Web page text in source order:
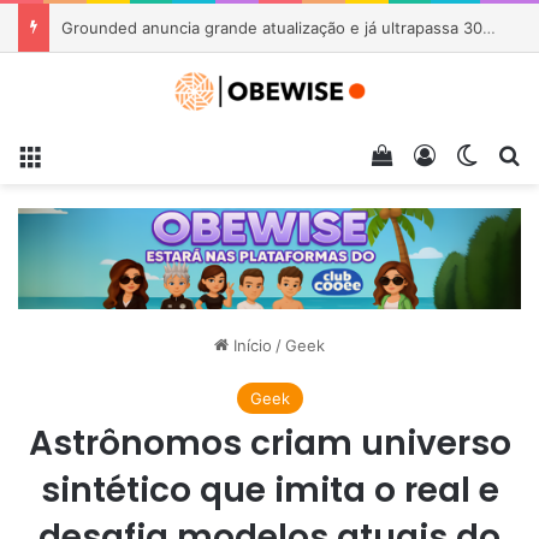
Grounded anuncia grande atualização e já ultrapassa 30 milhões de jogadores
Entrar
Veja seu
Início /Geek
Geek
Astrônomos criam universo
sintético que imita o real e